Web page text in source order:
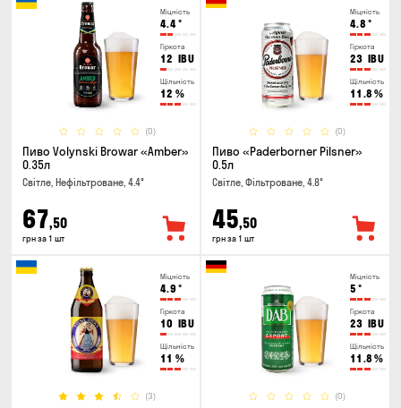
Міцність
4.4°
Гіркота
12 IBU
Щільність
12 %
(0)
Пиво Volynski Browar «Amber»
0.35л
Світле, Нефільтроване, 4.4°
67,50
грн за 1 шт
Міцність
4.8 °
Гіркота
23 IBU
Щільність
11.8 %
(0)
Пиво «Paderborner Pilsner»
0.5л
Світле, Фільтроване, 4.8°
45,50
грн за 1 шт
Міцність
4.9 °
Гіркота
10 IBU
Щільність
11 %
(3)
Міцність
5 °
Гіркота
23 IBU
Щільність
11.8 %
(0)